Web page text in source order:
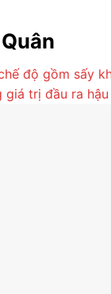
độ gồm sấy
trị đầu ra